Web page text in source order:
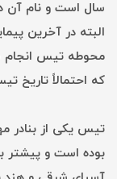
سال است و نام آن
محوطه تیس انجام
که احتمالاً تاریخ
تیس یکی از بنادر
بوده است و پیشتر